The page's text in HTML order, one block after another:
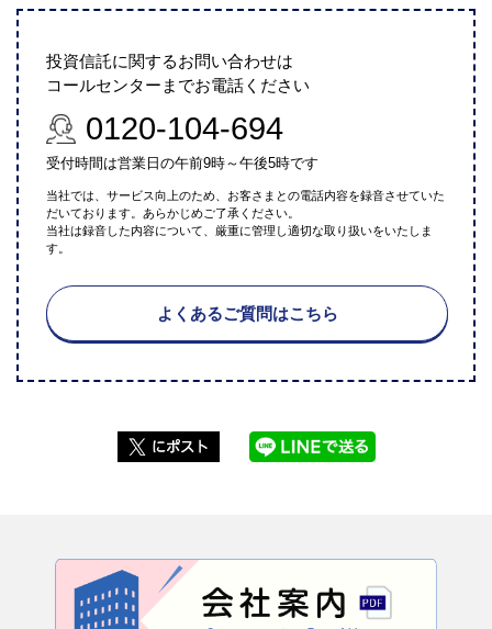
投資信託に関するお問い合わせは
コールセンターまでお電話ください
0120-104-694
受付時間は営業日の午前9時～午後5時です
当社では、サービス向上のため、お客さまとの電話内容を録音させていた
だいております。あらかじめご了承ください。
当社は録音した内容について、厳重に管理し適切な取り扱いをいたしま
す。
よくあるご質問はこちら